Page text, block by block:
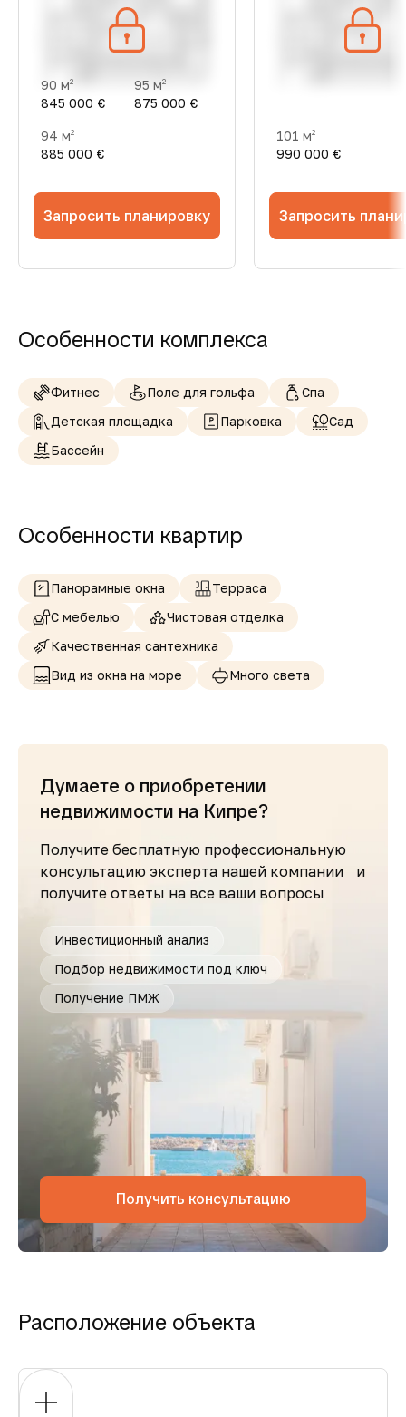
90 м2
845 000 €
95 м2
875 000 €
94 м2
885 000 €
Запросить планировку
101 м2
990 000 €
Запросить
Особенности комплекса
Фитнес Поле для гольфа
Спа
Детская площадка
Парковка
Сад
Бассейн
Особенности квартир
Панорамные окна
Терраса
С мебелью
Чистовая отделка
Качественная сантехника
Вид из окна на море
Много света
Думаете о приобретении
недвижимости на Кипре?
Получите бесплатную профессиональную
консультацию эксперта нашей компании и
получите ответы на все ваши вопросы
Инвестиционный анализ
Подбор недвижимости под ключ
Получение ПМЖ
Получить консультацию
Расположение объекта